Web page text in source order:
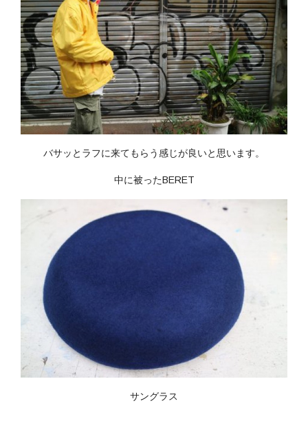
バサッとラフに来てもらう感じが良いと思います。
中に被ったBERET
サングラス